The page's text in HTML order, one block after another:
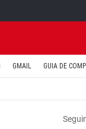
GMAIL GUIA DE